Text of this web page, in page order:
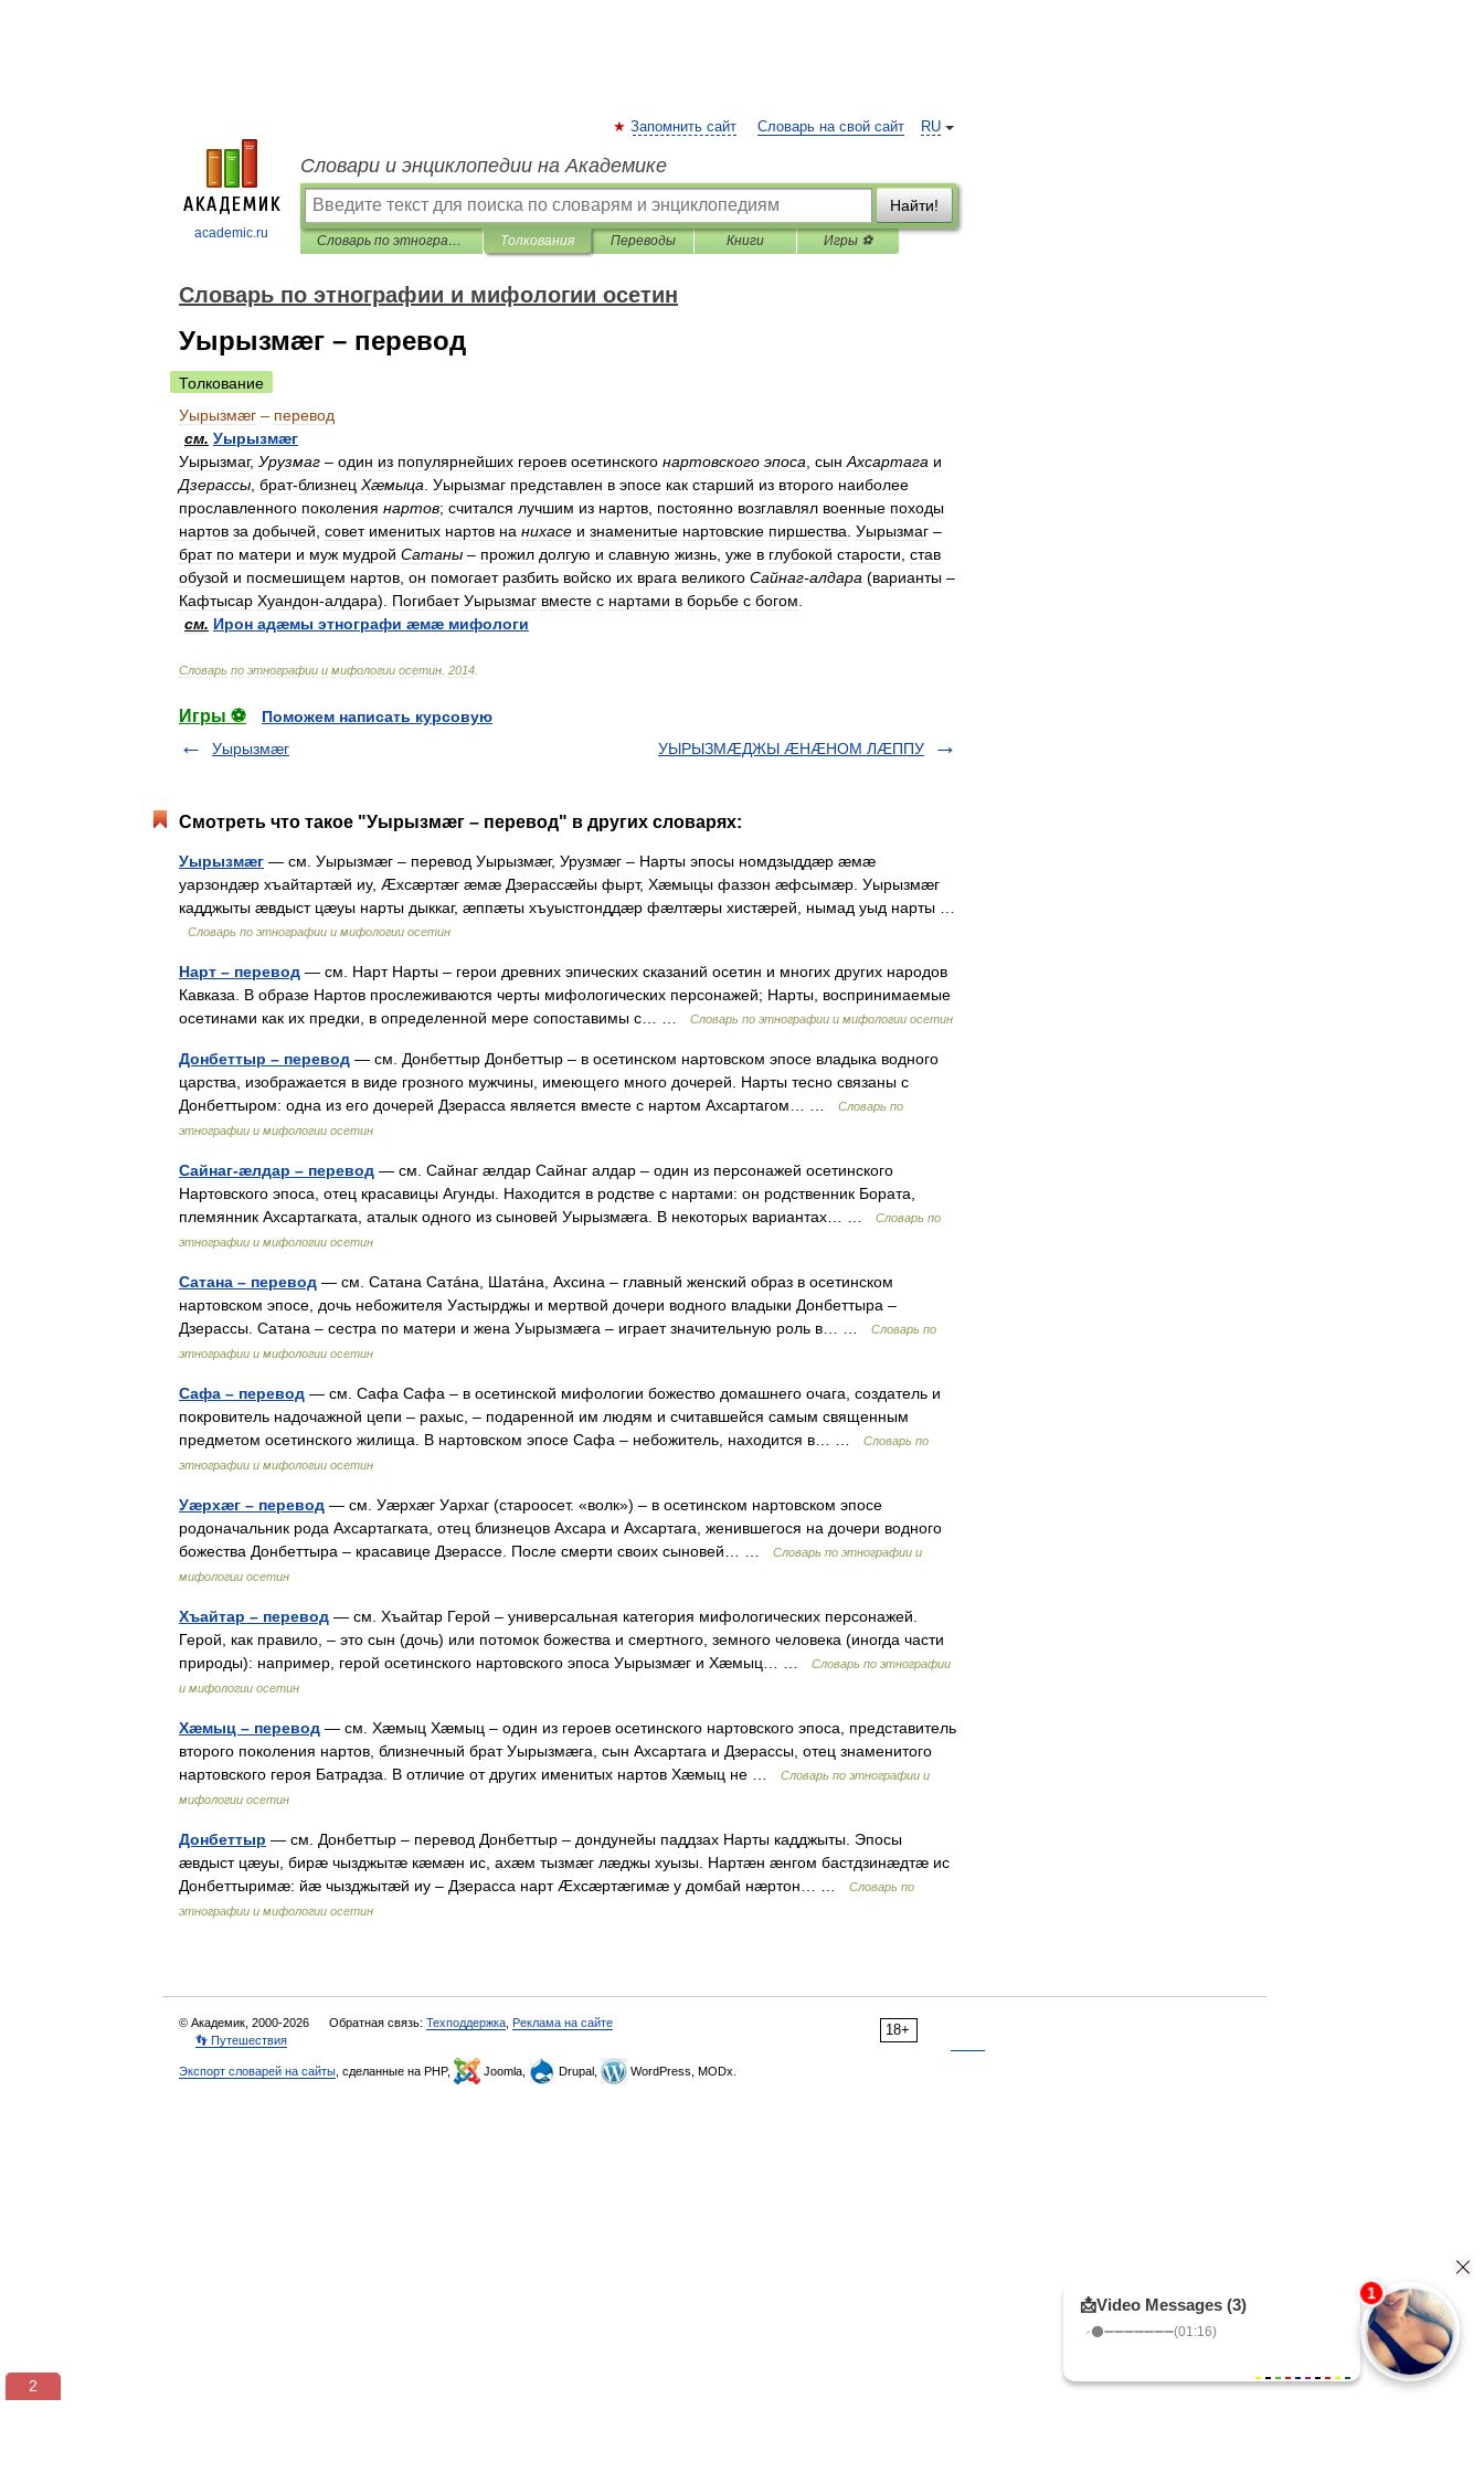
academic.ru
RU
Запомнить сайт Словарь на свой сайт
Словари и энциклопедии на Академике
Найти!
Словарь по этнографии и мифологии осетин Толкования Переводы Книги Игры ⚽
Словарь по этнографии и мифологии осетин
Уырызмæг – перевод
Толкование
Уырызмæг – перевод
см. Уырызмæг
Уырызмаг, Урузмаг – один из популярнейших героев осетинского нартовского эпоса сын Ахсартага и
Дзерассы брат-близнец Хæмыца Уырызмаг представлен в эпосе как старший из второго наиболее
прославленного поколения нартов; считался лучшим из нартов постоянно возглавлял военные походы
нартов за добычей совет именитых нартов на нихасе и знаменитые нартовские пиршества Уырызмаг –
брат по матери и муж мудрой Сатаны – прожил долгую и славную жизнь уже в глубокой старости став
обузой и посмешищем нартов он помогает разбить войско их врага великого Сайнаг-алдара (варианты –
Кафтысар Хуандон-алдара). Погибает Уырызмаг вместе с нартами в борьбе с богом
см. Ирон адæмы этнографи æмæ мифологи
Словарь по этнографии и мифологии осетин 2014
Игры ⚽
Поможем написать курсовую
Уырызмæг
УЫРЫЗМÆДЖЫ ÆНÆНОМ ЛÆППУ
Смотреть что такое "Уырызмæг – перевод" в других словарях:
Уырызмæг — см. Уырызмæг – перевод Уырызмæг, Урузмæг – Нарты эпосы номдзыддæр æмæ
уарзондæр хъайтартæй иу, Æхсæртæг æмæ Дзерассæйы фырт, Хæмыцы фаззон æфсымæр. Уырызмæг
кадджыты æвдыст цæуы нарты дыккаг, æппæты хъуыстгонддæр фæлтæры хистæрей, нымад уыд нарты …
Словарь по этнографии и мифологии осетин
Нарт – перевод — см. Нарт Нарты – герои древних эпических сказаний осетин и многих других народов
Кавказа. В образе Нартов прослеживаются черты мифологических персонажей; Нарты, воспринимаемые
осетинами как их предки, в определенной мере сопоставимы с… …
Словарь по этнографии и мифологии осетин
Донбеттыр – перевод — см. Донбеттыр Донбеттыр – в осетинском нартовском эпосе владыка водного
царства, изображается в виде грозного мужчины, имеющего много дочерей. Нарты тесно связаны с
Донбеттыром: одна из его дочерей Дзерасса является вместе с нартом Ахсартагом… …
Словарь по
этнографии и мифологии осетин
Сайнаг-æлдар – перевод — см. Сайнаг æлдар Сайнаг алдар – один из персонажей осетинского
Нартовского эпоса, отец красавицы Агунды. Находится в родстве с нартами: он родственник Бората,
племянник Ахсартагката, аталык одного из сыновей Уырызмæга. В некоторых вариантах… …
Словарь по
этнографии и мифологии осетин
Сатана – перевод — см. Сатана Сатáна, Шатáна, Ахсина – главный женский образ в осетинском
нартовском эпосе, дочь небожителя Уастырджы и мертвой дочери водного владыки Донбеттыра –
Дзерассы. Сатана – сестра по матери и жена Уырызмæга – играет значительную роль в… …
Словарь по
этнографии и мифологии осетин
Сафа – перевод — см. Сафа Сафа – в осетинской мифологии божество домашнего очага, создатель и
покровитель надочажной цепи – рахыс, – подаренной им людям и считавшейся самым священным
предметом осетинского жилища. В нартовском эпосе Сафа – небожитель, находится в… …
Словарь по
этнографии и мифологии осетин
Уæрхæг – перевод — см. Уæрхæг Уархаг (староосет. «волк») – в осетинском нартовском эпосе
родоначальник рода Ахсартагката, отец близнецов Ахсара и Ахсартага, женившегося на дочери водного
божества Донбеттыра – красавице Дзерассе. После смерти своих сыновей… …
Словарь по этнографии и
мифологии осетин
Хъайтар – перевод — см. Хъайтар Герой – универсальная категория мифологических персонажей.
Герой, как правило, – это сын (дочь) или потомок божества и смертного, земного человека (иногда части
природы): например, герой осетинского нартовского эпоса Уырызмæг и Хæмыц… …
Словарь по этнографии
и мифологии осетин
Хæмыц – перевод — см. Хæмыц Хæмыц – один из героев осетинского нартовского эпоса, представитель
второго поколения нартов, близнечный брат Уырызмæга, сын Ахсартага и Дзерассы, отец знаменитого
нартовского героя Батрадза. В отличие от других именитых нартов Хæмыц не …
Словарь по этнографии и
мифологии осетин
Донбеттыр — см. Донбеттыр – перевод Донбеттыр – дондунейы паддзах Нарты кадджыты. Эпосы
æвдыст цæуы, бирæ чызджытæ кæмæн ис, ахæм тызмæг лæджы хуызы. Нартæн æнгом бастдзинæдтæ ис
Донбеттыримæ: йæ чызджытæй иу – Дзерасса нарт Æхсæртæгимæ у домбай нæртон… …
Словарь по
этнографии и мифологии осетин
18+
© Академик, 2000-2026 Обратная связь: Техподдержка Реклама на сайте
👣 Путешествия
Экспорт словарей на сайты , сделанные на PHP, Joomla, Drupal, WordPress, MODx.
1